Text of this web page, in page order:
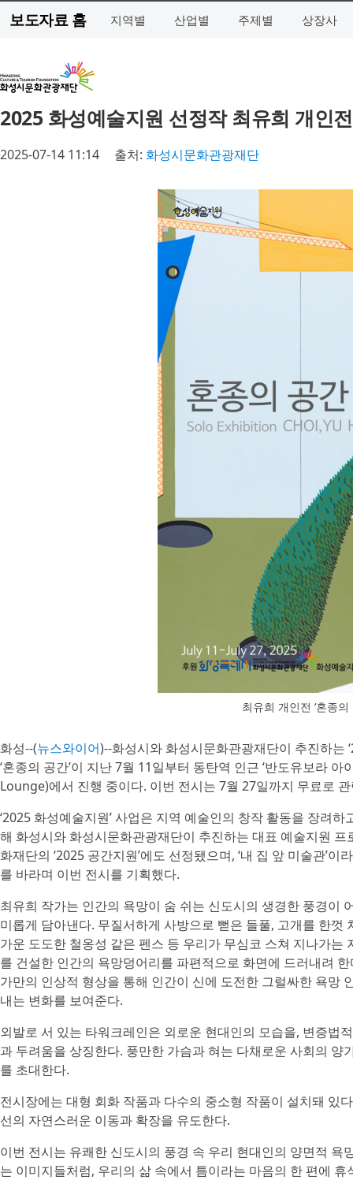
보도자료 홈 지역별 산업별 주제별 상장사
2025 화성예술지원 선정작 최유희 개인전
2025-07-14 11:14 출처: 화성시문화관광재단
최유희 개인전 ‘혼종
화성--(뉴스와이어)--화성시와 화성시문화관광재단이 추진하는
‘혼종의 공간’이 지난 7월 11일부터 동탄역 인근 ‘반도유보라
Lounge)에서 진행 중이다. 이번 전시는 7월 27일까지 무료로
‘2025 화성예술지원’ 사업은 지역 예술인의 창작 활동을 장려
해 화성시와 화성시문화관광재단이 추진하는 대표 예술지원
화재단의 ‘2025 공간지원’에도 선정됐으며, ‘내 집 앞 미술관’
를 바라며 이번 전시를 기획했다.
최유희 작가는 인간의 욕망이 숨 쉬는 신도시의 생경한 풍경이
미롭게 담아낸다. 무질서하게 사방으로 뻗은 들풀, 고개를 한
가운 도도한 철옹성 같은 펜스 등 우리가 무심코 스쳐 지나가
를 건설한 인간의 욕망덩어리를 파편적으로 화면에 드러내려
가만의 인상적 형상을 통해 인간이 신에 도전한 그럴싸한 욕망
내는 변화를 보여준다.
외발로 서 있는 타워크레인은 외로운 현대인의 모습을, 변증법
과 두려움을 상징한다. 풍만한 가슴과 혀는 다채로운 사회의
를 초대한다.
전시장에는 대형 회화 작품과 다수의 중소형 작품이 설치돼 있
선의 자연스러운 이동과 확장을 유도한다.
이번 전시는 유쾌한 신도시의 풍경 속 우리 현대인의 양면적
는 이미지들처럼, 우리의 삶 속에서 틈이라는 마음의 한 편에